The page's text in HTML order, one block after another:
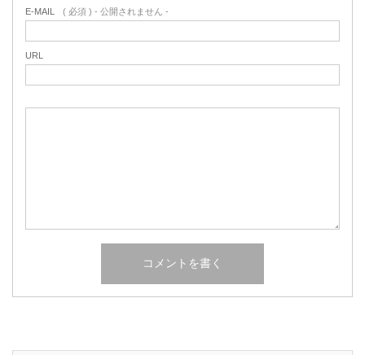
E-MAIL ( 必須 ) - 公開されません -
URL